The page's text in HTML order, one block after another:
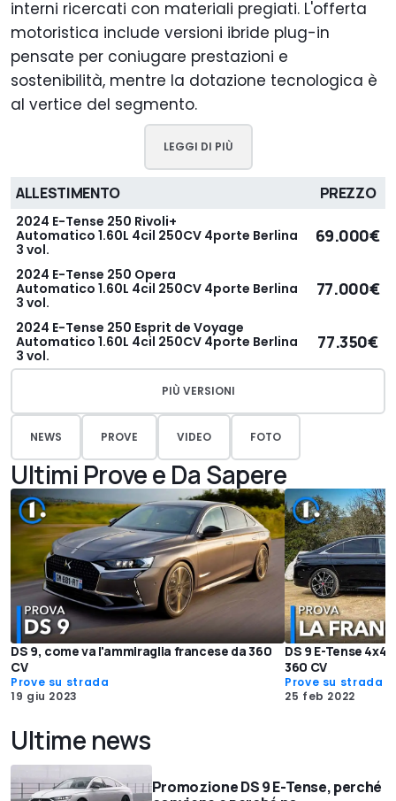
interni ricercati con materiali pregiati. L'offerta
motoristica include versioni ibride plug-in
pensate per coniugare prestazioni e
sostenibilità, mentre la dotazione tecnologica è
al vertice del segmento.
LEGGI DI PIÙ
ALLESTIMENTO PREZZO
2024 E-Tense 250 Rivoli+
Automatico 1.60L 4cil 250CV 4porte Berlina
3 vol.
69.000€
2024 E-Tense 250 Opera
Automatico 1.60L 4cil 250CV 4porte Berlina
3 vol.
77.000€
2024 E-Tense 250 Esprit de Voyage
Automatico 1.60L 4cil 250CV 4porte Berlina
3 vol.
77.350€
PIÙ VERSIONI
NEWS PROVE VIDEO FOTO
Ultimi Prove e Da Sapere
DS 9, come va l'ammiraglia francese da 360
CV
Prove su strada
19 giu 2023
DS 9 E-Tense
360 CV
Prove su strada
25 feb 2022
Ultime news
Promozione DS 9 E-Tense, perché